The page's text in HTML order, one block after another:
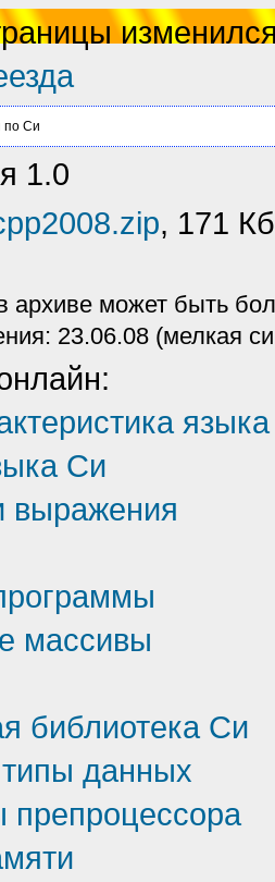
по Си
1.0
, 171
архиве может быть
23.06.08 (мелкая
Си
выражения
массивы
библиотека Си
данных
препроцессора